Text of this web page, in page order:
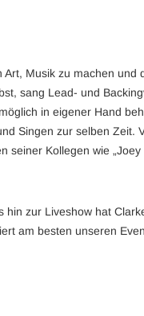
Musik zu machen
sang Lead- und
in eigener Hand
Singen zur selben Zeit.
Kollegen wie
zur Liveshow hat
am besten unseren